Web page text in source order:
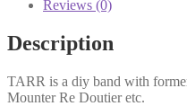
Reviews (0)
Description
TARR is a diy band with
Mounter Re Doutier etc.